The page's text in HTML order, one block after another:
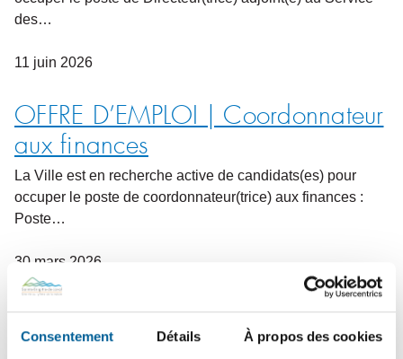
Consentement Détails À propos des cookies
des…
11 juin 2026
OFFRE D’EMPLOI | Coordonnateur
aux finances
La Ville est en recherche active de candidats(es) pour
occuper le poste de coordonnateur(trice) aux finances :
Poste…
30 mars 2026
OFFRE D’EMPLOI |
Opérateur(trice)-journalier(re) au